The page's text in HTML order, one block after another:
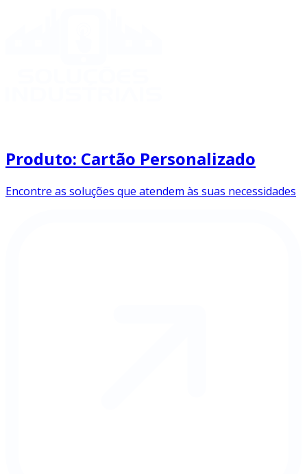
Produto: Cartão Personalizado
Encontre as soluções que atendem às suas necessidades